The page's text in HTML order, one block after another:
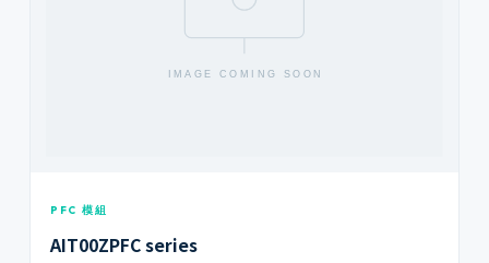
PFC 模組
AIT00ZPFC series